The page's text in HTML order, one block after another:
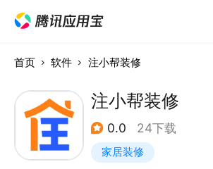
首页 软件 注小帮装修
注小帮装修
0.0 24下载
家居装修